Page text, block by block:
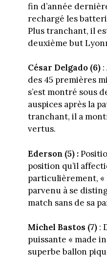
fin d’année
rechargé les
Plus tranchant, il
deuxième but
César Delgado (6):
des 45 premières
s’est montré sous
auspices après la
tranchant, il a
vertus.
Ederson (5) :
position qu’il
particulièrement, «
parvenu à se
match sans de sa
Michel Bastos (7):
puissante « made
superbe ballon